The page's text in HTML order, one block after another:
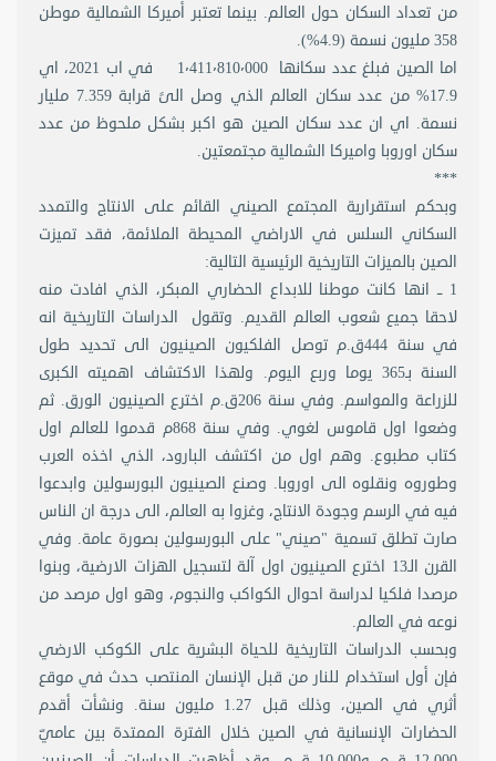
من تعداد السكان حول العالم. بينما تعتبر أميركا الشمالية موطن
358 مليون نسمة (4.9%).
اما الصين فبلغ عدد سكانها 1٬411٬810٬000 في اب 2021، اي
17.9% من عدد سكان العالم الذي وصل الىً قرابة 7.359 مليار
نسمة. اي ان عدد سكان الصين هو اكبر بشكل ملحوظ من عدد
سكان اوروبا واميركا الشمالية مجتمعتين.
***
وبحكم استقرارية المجتمع الصيني القائم على الانتاج والتمدد
السكاني السلس في الاراضي المحيطة الملائمة، فقد تميزت
الصين بالميزات التاريخية الرئيسية التالية:
1 ــ انها كانت موطنا للابداع الحضاري المبكر، الذي افادت منه
لاحقا جميع شعوب العالم القديم. وتقول الدراسات التاريخية انه
في سنة 444ق.م توصل الفلكيون الصينيون الى تحديد طول
السنة بـ365 يوما وربع اليوم. ولهذا الاكتشاف اهميته الكبرى
للزراعة والمواسم. وفي سنة 206ق.م اخترع الصينيون الورق. ثم
وضعوا اول قاموس لغوي. وفي سنة 868م قدموا للعالم اول
كتاب مطبوع. وهم اول من اكتشف البارود، الذي اخذه العرب
وطوروه ونقلوه الى اوروبا. وصنع الصينيون البورسولين وابدعوا
فيه في الرسم وجودة الانتاج، وغزوا به العالم، الى درجة ان الناس
صارت تطلق تسمية "صيني" على البورسولين بصورة عامة. وفي
القرن الـ13 اخترع الصينيون اول آلة لتسجيل الهزات الارضية، وبنوا
مرصدا فلكيا لدراسة احوال الكواكب والنجوم، وهو اول مرصد من
نوعه في العالم.
وبحسب الدراسات التاريخية للحياة البشرية على الكوكب الارضي
فإن أول استخدام للنار من قبل الإنسان المنتصب حدث في موقع
أثري في الصين، وذلك قبل 1.27 مليون سنة. ونشأت أقدم
الحضارات الإنسانية في الصين خلال الفترة الممتدة بين عاميّ